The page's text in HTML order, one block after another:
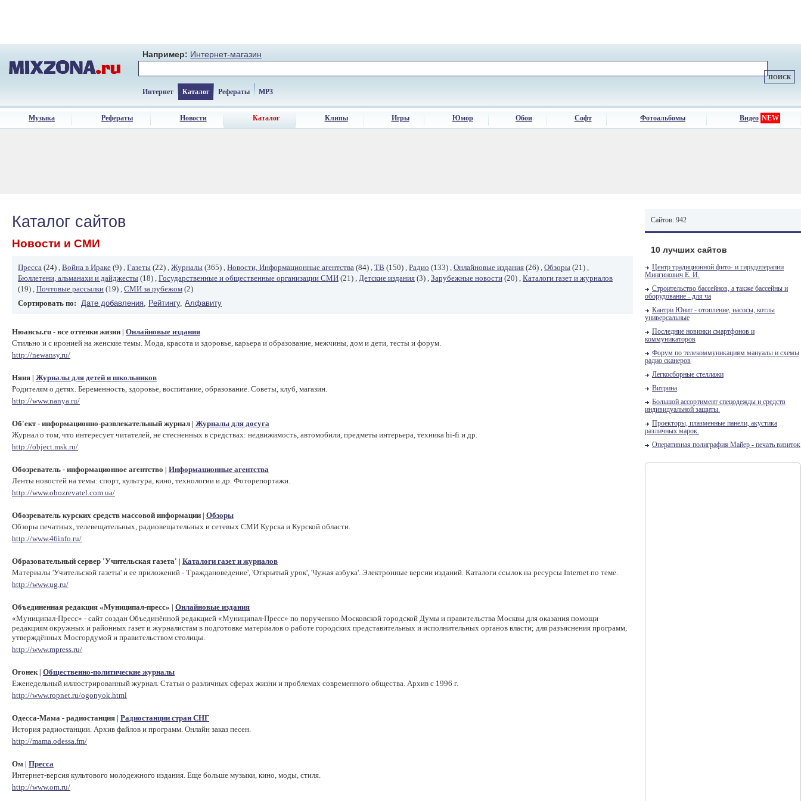
Например: Интернет-магазин
Интернет Каталог Рефераты MP3
Музыка Рефераты Новости Каталог Клипы Игры Юмор Обои Софт Фотоальбомы Видео NEW
Каталог сайтов
Новости и СМИ
Пресса (24) , Война в Ираке (9) , Газеты (22) , Журналы (365) , Новости, Информационные агентства (84) , ТВ (150) , Радио (133) , Онлайновые издания (26) , Обзоры (21) ,
Бюллетени, альманахи и дайджесты (18) , Государственные и общественные организации СМИ (21) , Детские издания (3) , Зарубежные новости (20) , Каталоги газет и журналов
(19) , Почтовые рассылки (19) , СМИ за рубежом (2)
Сортировать по: Дате добавления, Рейтингу, Алфавиту
Нюансы.ru - все оттенки жизни Онлайновые издания
Стильно и с иронией на женские темы. Мода, красота и здоровье, карьера и образование, межчины, дом и дети, тесты и форум.
http://newansy.ru/
Няня Журналы для детей и школьников
Родителям о детях. Беременность, здоровье, воспитание, образование. Советы, клуб, магазин.
http://www.nanya.ru/
Об'ект - информационно-развлекательный журнал Журналы для досуга
Журнал о том, что интересует читателей, не стесненных в средствах: недвижимость, автомобили, предметы интерьера, техника hi-fi и др.
http://object.msk.ru/
Обозреватель - информационное агентство Информационные агентства
Ленты новостей на темы: спорт, культура, кино, технологии и др. Фоторепортажи.
http://www.obozrevatel.com.ua/
Обозреватель курских средств массовой информации Обзоры
Обзоры печатных, телевещательных, радиовещательных и сетевых СМИ Курска и Курской области.
http://www.46info.ru/
Образовательный сервер 'Учительская газета' Каталоги газет и журналов
Материалы 'Учительской газеты' и ее приложений - 'Граждановедение', 'Открытый урок', 'Чужая азбука'. Электронные версии изданий. Каталоги ссылок на ресурсы Internet по теме.
http://www.ug.ru/
Объединенная редакция «Муниципал-пресс» Онлайновые издания
«Муниципал-Пресс» - сайт создан Объединённой редакцией «Муниципал-Пресс» по поручению Московской городской Думы и правительства Москвы для оказания помощи
редакциям окружных и районных газет и журналистам в подготовке материалов о работе городских представительных и исполнительных органов власти; для разъяснения программ,
утверждённых Мосгордумой и правительством столицы.
http://www.mpress.ru/
Огонек| Общественно-политические журналы
Еженедельный иллюстрированный журнал. Статьи о различных сферах жизни и проблемах современного общества. Архив с 1996 г.
http://www.ropnet.ru/ogonyok.html
Одесса-Мама - радиостанция Радиостанции стран СНГ
История радиостанции. Архив файлов и программ. Онлайн заказ песен.
http://mama.odessa.fm/
Ом Пресса
Интернет-версия культового молодежного издания. Еще больше музыки, кино, моды, стиля.
http://www.om.ru/
Сайтов: 942
10 лучших сайтов
Центр традиционной фито- и гирудотерапии
Мингинович Е. И.
Строительство бассейнов, а также бассейны и
оборудование - для ча
Кантри Юнит - отопление, насосы, котлы
универсальные
Последние новинки смартфонов и
коммуникаторов
Форум по телекоммуникациям мануалы и схемы
радио сканеров
Легкосборные стеллажи
Витрина
Большой ассортимент спецодежды и средств
индивидуальной защиты.
Проекторы, плазменные панели, акустика
различных марок.
Оперативная полиграфия Майер - печать визиток